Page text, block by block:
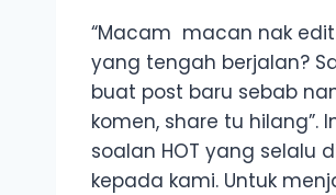
“Macam macan nak
yang tengah berjalan?
buat post baru sebab
komen, share tu hilang”.
soalan HOT yang selalu
kepada kami. Untuk